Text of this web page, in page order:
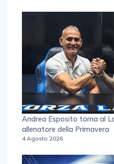
Andrea Esposito torna al
allenatore della Primavera
4 Agosto 2026